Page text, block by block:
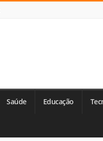
Saúde Educação